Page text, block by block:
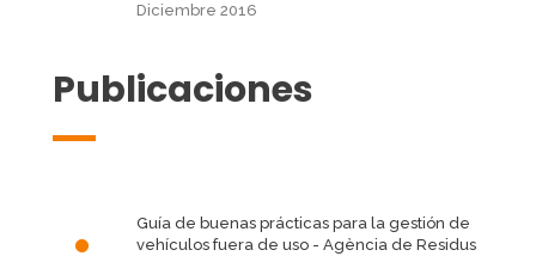
Diciembre 2016
Publicaciones
Guía de buenas prácticas para la gestión de
vehículos fuera de uso - Agència de Residus